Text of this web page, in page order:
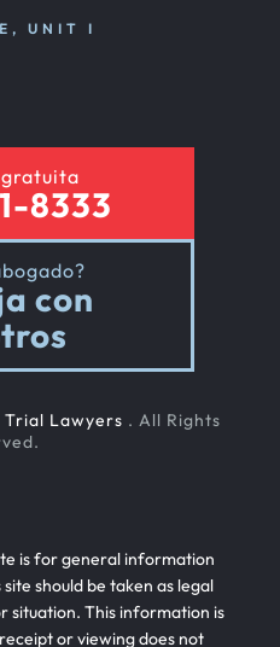
UNIT I
8333
con
Trial Lawyers . All Rights
is for general information
should be taken as legal
situation. This information is
or viewing does not